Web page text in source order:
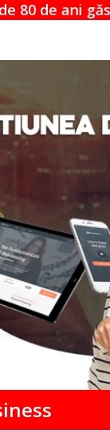
8 ore